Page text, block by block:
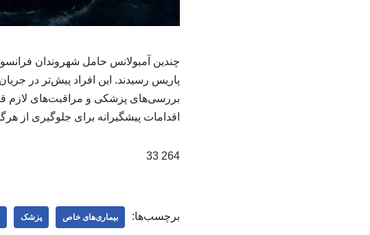
چندین آمبولانس حامل شهروندان
پاریس رسیدند. این افراد پیش‌تر در
بررسی‌های پزشکی و مراقبت‌های لازم
اقدامات پیشگیرانه برای جلوگیری از
264 33
برچسب‌ها: بیماری‌های خاص پزشک